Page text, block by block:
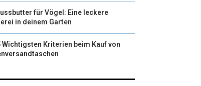
für Vögel: Eine leckere
in deinem Garten
Wichtigsten Kriterien beim Kauf von